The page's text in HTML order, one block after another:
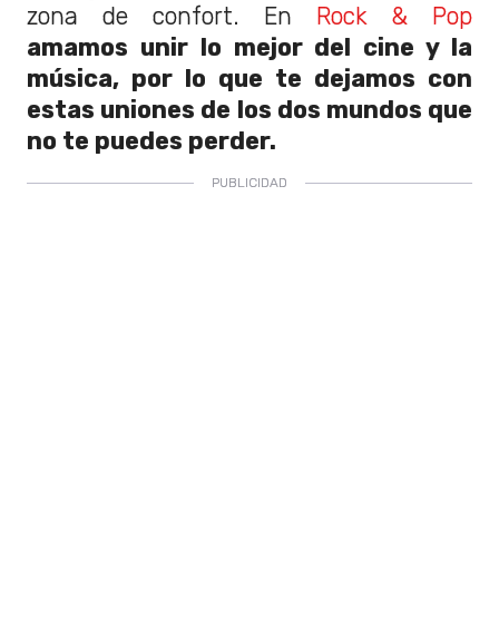
zona de confort. En Rock & Pop
amamos unir lo mejor del cine y la
música, por lo que te dejamos con
estas uniones de los dos mundos que
no te puedes perder.